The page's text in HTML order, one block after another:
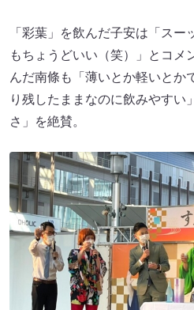
「彩葉」を飲んだ子安は「スー
もちょうどいい（笑）」とコメ
んだ南條も「薄いとか軽いとか
り残したままなのに飲みやすい
さ」を絶賛。